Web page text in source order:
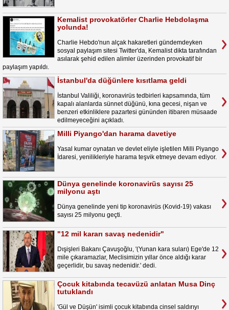
Kemalist provokatörler Charlie Hebdolaşma
yolunda!
Charlie Hebdo'nun alçak hakaretleri gündemdeyken
sosyal paylaşım sitesi Twitter'da, Kemalist dikta tarafından
asılarak şehid edilen alimler üzerinden provokatif bir
paylaşım yapıldı.
İstanbul'da düğünlere kısıtlama geldi
İstanbul Valiliği, koronavirüs tedbirleri kapsamında, tüm
kapalı alanlarda sünnet düğünü, kına gecesi, nişan ve
benzeri etkinliklere pazartesi gününden itibaren müsaade
edilmeyeceğini açıkladı.
Milli Piyango'dan harama davetiye
Yasal kumar oynatan ve devlet eliyle işletilen Milli Piyango
İdaresi, yenilikleriyle harama teşvik etmeye devam ediyor.
Dünya genelinde koronavirüs sayısı 25
milyonu aştı
Dünya genelinde yeni tip koronavirüs (Kovid-19) vakası
sayısı 25 milyonu geçti.
"12 mil kararı savaş nedenidir"
Dışişleri Bakanı Çavuşoğlu, '(Yunan kara suları) Ege'de 12
mile çıkaramazlar, Meclisimizin yıllar önce aldığı karar
geçerlidir, bu savaş nedenidir.' dedi.
Çocuk kitabında tecavüzü anlatan Musa Dinç
tutuklandı
'Gül ve Düşün' isimli çocuk kitabında cinsel saldırıyı